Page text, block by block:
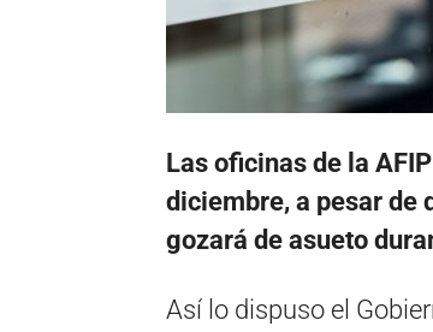
Las oficinas de la
diciembre, a pesar de
gozará de asueto
Así lo dispuso el